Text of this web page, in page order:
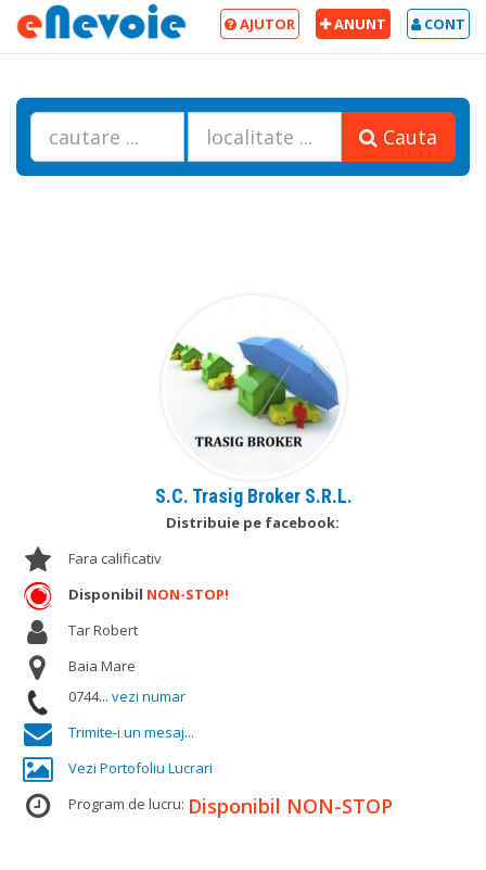
CONT
ANUNT
AJUTOR
Cauta
S.C. Trasig Broker S.R.L.
Distribuie pe facebook:
Fara calificativ
Disponibil NON-STOP!
Tar Robert
Baia Mare
0744... vezi numar
Trimite-i un mesaj...
Vezi Portofoliu Lucrari
Program de lucru: Disponibil NON-STOP